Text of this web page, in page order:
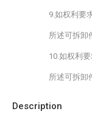
Description
9.如权利要
所述可拆卸
10.如权利
所述可拆卸